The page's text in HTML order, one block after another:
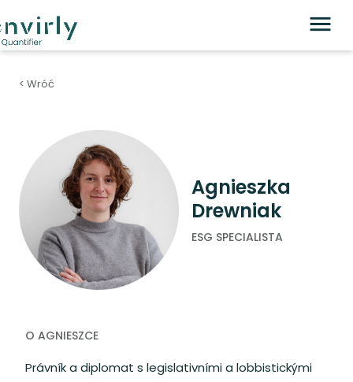
< Wróć
Agnieszka
Drewniak
ESG SPECIALISTA
O AGNIESZCE
Právník a diplomat s legislativními a lobbistickými